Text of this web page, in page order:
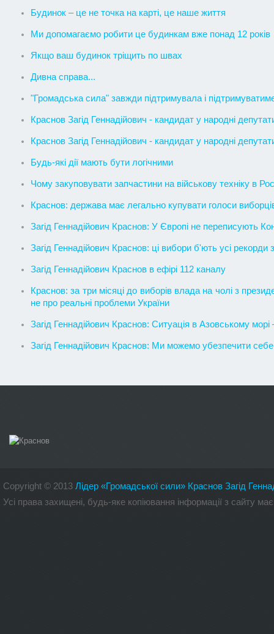
Будинок – це не точка на карті, це наше життя
Ми допомагаємо робити це будинкам вже понад 12 років
Якщо ваш будинок тріщить по швах
Дивна справа...
"Громадська сила" завжди підтримувала і
Краснов Загід Геннадійович - кандидат у народні
Краснов Загід Геннадійович - кандидат у народні
Будь-які дії мають бути логічними
Чому закуповувати запчастини на військову техніку в
Краснов: держава має легально купувати голоси
Загід Геннадійович Краснов: У Європі не переписують
Загід Геннадійович Краснов: ці вибори б'ють усі рекорди
Загід Геннадійович Краснов в ефірі 112 каналу
Краснов: за три місяці до виборів влада на чолі з
не про реальні проблеми України
Загід Геннадійович Краснов: Ситуація в Азовському морі –
Загід Геннадійович Краснов: Ми можемо убезпечити
Copyright © 2013 Лідер «Громадської сили» Краснов Загід
Усі права захищені, будь-яке копіювання інформації з сайту